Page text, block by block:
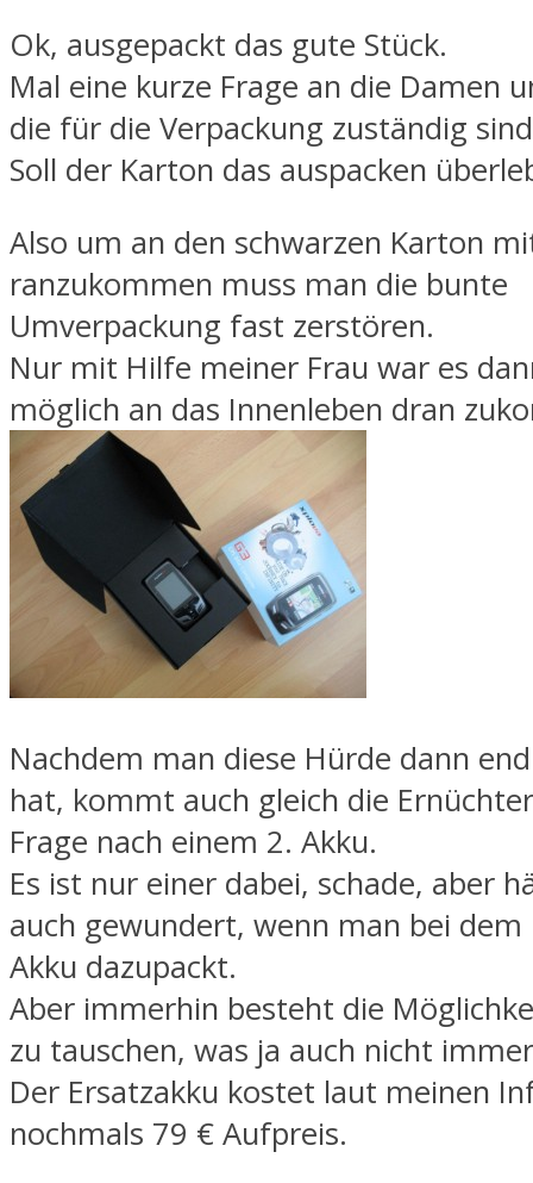
Ok, ausgepackt das gute Stück.
Mal eine kurze Frage an die Damen
die für die Verpackung zuständig
Soll der Karton das auspacken
Also um an den schwarzen Karton
ranzukommen muss man die bunte
Umverpackung fast zerstören.
Nur mit Hilfe meiner Frau war es
möglich an das Innenleben dran
Nachdem man diese Hürde dann
hat, kommt auch gleich die
Frage nach einem 2. Akku.
Es ist nur einer dabei, schade, aber
auch gewundert, wenn man bei dem
Akku dazupackt.
Aber immerhin besteht die
zu tauschen, was ja auch nicht
Der Ersatzakku kostet laut meinen
nochmals 79 € Aufpreis.